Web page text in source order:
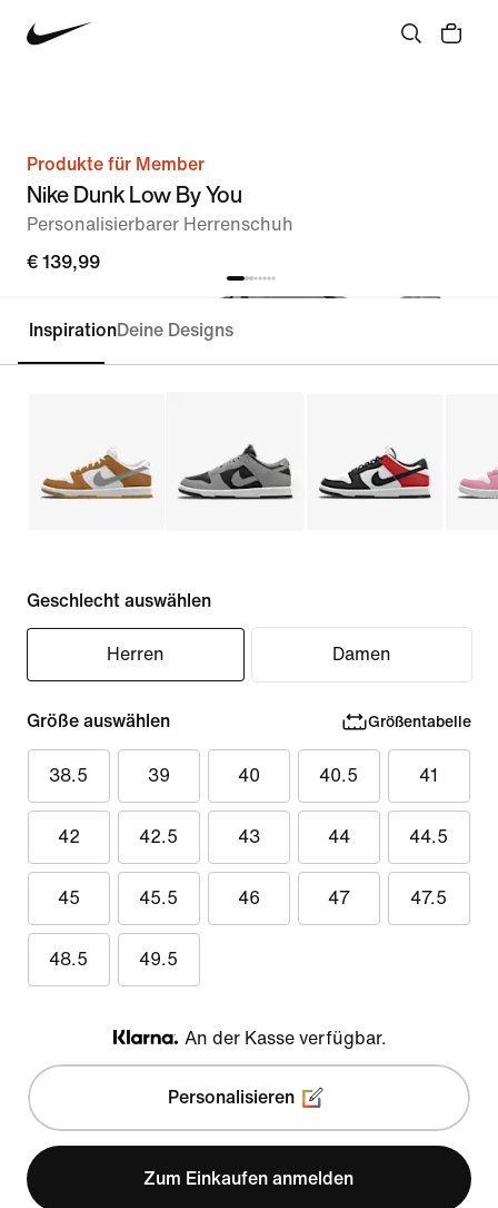
Produkte für Member
Nike Dunk Low By You
Personalisierbarer Herrenschuh
€ 139,99
Personalisieren
InspirationDeine Designs
Geschlecht auswählen
Herren Damen
Größe auswählen Größentabelle
38.5 39 40 40.5 41
42 42.5 43 44 44.5
45 45.5 46 47 47.5
48.5 49.5
Klarna
An der Kasse verfügbar.
Personalisieren
Zum Einkaufen anmelden